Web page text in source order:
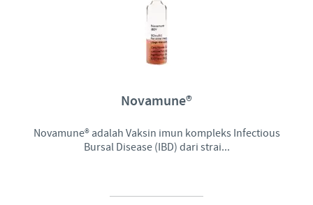
Novamune®
Novamune® adalah Vaksin imun kompleks Infectious
Bursal Disease (IBD) dari strai...